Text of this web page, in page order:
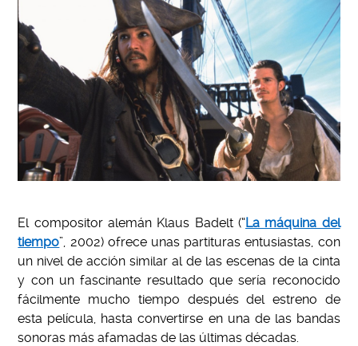
El compositor alemán Klaus Badelt (“La máquina del
tiempo”, 2002) ofrece unas partituras entusiastas, con
un nivel de acción similar al de las escenas de la cinta
y con un fascinante resultado que sería reconocido
fácilmente mucho tiempo después del estreno de
esta película, hasta convertirse en una de las bandas
sonoras más afamadas de las últimas décadas.